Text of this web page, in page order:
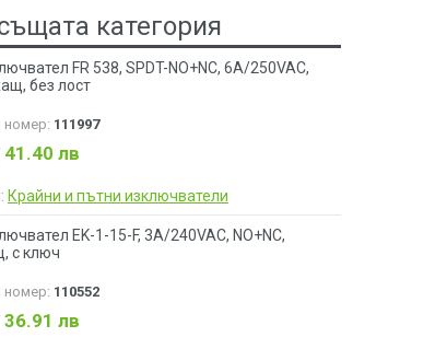
категория
FR 538, SPDT-NO+NC, 6A/250VAC,
без лост
номер: 111997
41.40 лв
Крайни и пътни изключватели
EK-1-15-F, 3A/240VAC, NO+NC,
с ключ
номер: 110552
36.91 лв